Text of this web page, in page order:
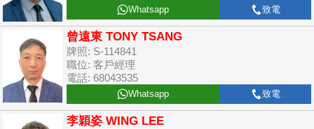
Whatsapp 致電
曾遠東 TONY TSANG
牌照: S-114841
職位: 客戶經理
電話: 68043535
Whatsapp 致電
李穎姿 WING LEE